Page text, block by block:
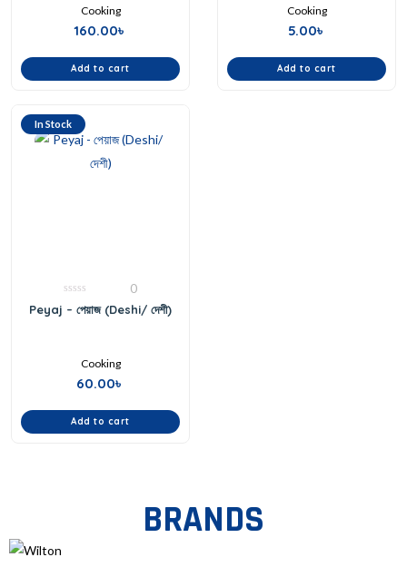
Cooking
160.00৳
Add to cart
Cooking
5.00৳
Add to cart
In Stock
out
0
Peyaj – পেয়াজ (Deshi/ দেশী)
Cooking
60.00৳
Add to cart
BRANDS